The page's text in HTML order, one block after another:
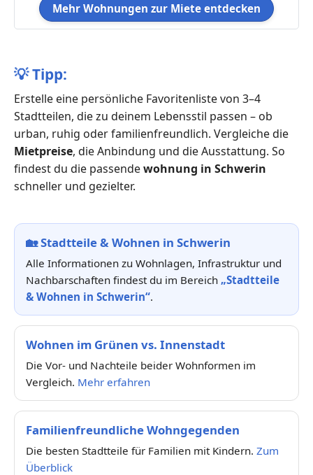
Mehr Wohnungen zur Miete entdecken
💡Tipp:
Erstelle eine persönliche Favoritenliste von 3–4
Stadtteilen, die zu deinem Lebensstil passen – ob
urban, ruhig oder familienfreundlich. Vergleiche die
Mietpreise, die Anbindung und die Ausstattung. So
findest du die passendewohnung in Schwerin
schneller und gezielter.
🏡Stadtteile & Wohnen in Schwerin
Alle Informationen zu Wohnlagen, Infrastruktur und
Nachbarschaften findest du im Bereich „Stadtteile
& Wohnen in Schwerin“.
Wohnen im Grünen vs. Innenstadt
Die Vor- und Nachteile beider Wohnformen im
Vergleich. Mehr erfahren
Familienfreundliche Wohngegenden
Die besten Stadtteile für Familien mit Kindern. Zum
Überblick